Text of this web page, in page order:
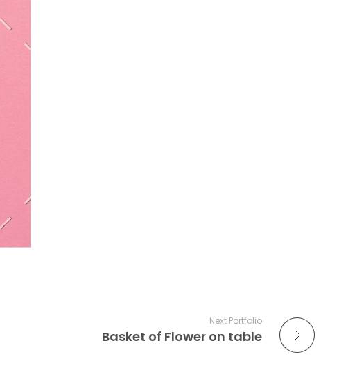
Next Portfolio
Basket of Flower on table